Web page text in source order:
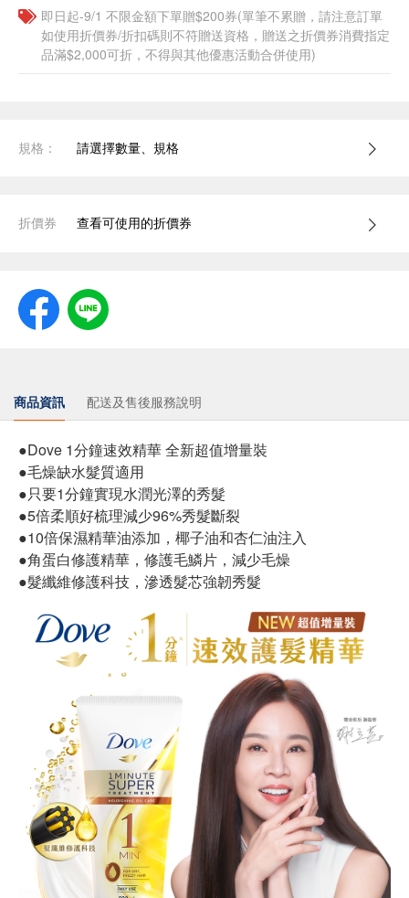
即日起-9/1 不限金額下單贈$200券(單筆不累贈，請注意訂單
如使用折價券/折扣碼則不符贈送資格，贈送之折價券消費指定
品滿$2,000可折，不得與其他優惠活動合併使用)
規格： 請選擇數量、規格
折價券 查看可使用的折價券
商品資訊 配送及售後服務說明
●Dove 1分鐘速效精華 全新超值增量裝
●毛燥缺水髮質適用
●只要1分鐘實現水潤光澤的秀髮
●5倍柔順好梳理減少96%秀髮斷裂
●10倍保濕精華油添加，椰子油和杏仁油注入
●角蛋白修護精華，修護毛鱗片，減少毛燥
●髮纖維修護科技，滲透髮芯強韌秀髮